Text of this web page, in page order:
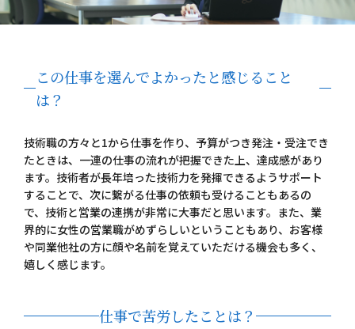
この仕事を選んでよかったと感じること
は？
技術職の方々と1から仕事を作り、予算がつき発注・受注でき
たときは、一連の仕事の流れが把握できた上、達成感があり
ます。技術者が長年培った技術力を発揮できるようサポート
することで、次に繋がる仕事の依頼も受けることもあるの
で、技術と営業の連携が非常に大事だと思います。また、業
界的に女性の営業職がめずらしいということもあり、お客様
や同業他社の方に顔や名前を覚えていただける機会も多く、
嬉しく感じます。
仕事で苦労したことは？